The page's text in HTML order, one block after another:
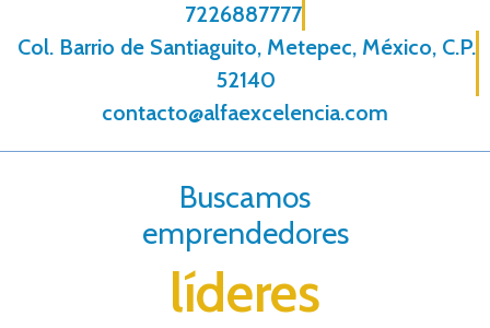
7226887777
Col. Barrio de Santiaguito, Metepec, México, C.P.
52140
contacto@alfaexcelencia.com
Buscamos
emprendedores
líderes